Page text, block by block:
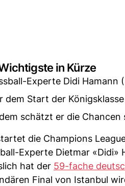
in Kürze
Experte Didi Hamann
dem Start der
schätzt er die
die Champions
Experte Dietmar «Didi»
hat der 59-fache
Final von Istanbul